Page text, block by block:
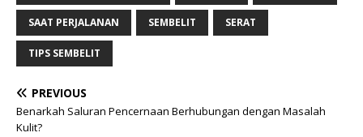
SAAT PERJALANAN SEMBELIT SERAT
TIPS SEMBELIT
PREVIOUS
Benarkah Saluran Pencernaan Berhubungan dengan Masalah
Kulit?